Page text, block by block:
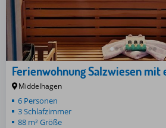
Middelhagen
6 Personen
3 Schlafzimmer
88 m² Größe